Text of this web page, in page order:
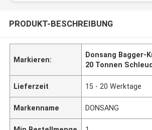
PRODUKT-BESCHREIBUNG
Markieren:
Donsang Bagger-
20 Tonnen
Lieferzeit 15 - 20 Werktage
Markenname DONSANG